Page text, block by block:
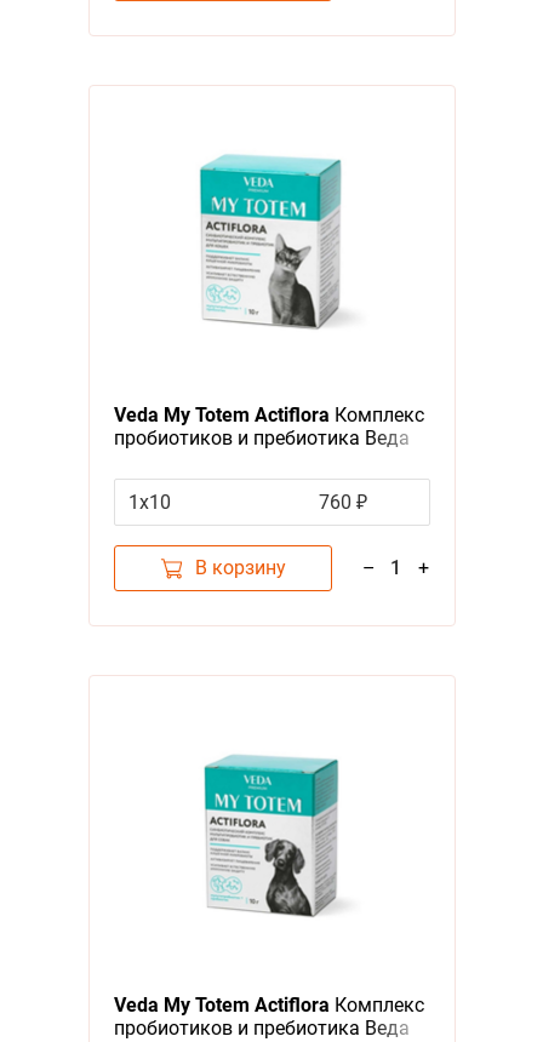
Veda My Totem Actiflora Комплекс
пробиотиков и пребиотика Веда
1х10
760 ₽
В корзину – 1 +
Veda My Totem Actiflora Комплекс
пробиотиков и пребиотика Веда